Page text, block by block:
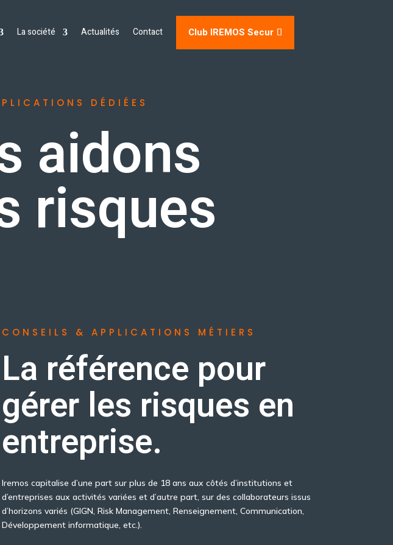
La société Actualités Contact Club IREMOS Secur
DÉDIÉES
aidons
risques
CONSEILS & APPLICATIONS MÉTIERS
La référence pour
gérer les risques en
entreprise.
Iremos capitalise d’une part sur plus de 18 ans aux côtés d’institutions et
d’entreprises aux activités variées et d’autre part, sur des collaborateurs issus
d’horizons variés (GIGN, Risk Management, Renseignement, Communication,
Développement informatique, etc.).